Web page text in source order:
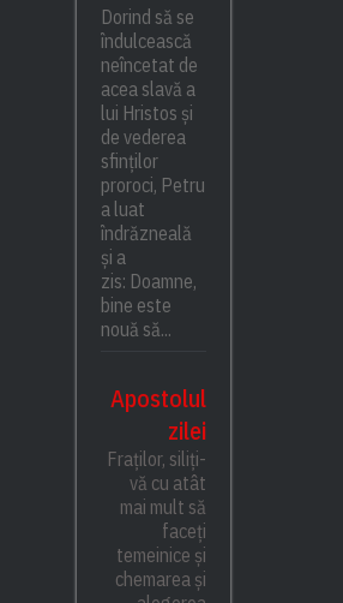
Dorind să se
îndulcească
neîncetat de
acea slavă a
lui Hristos și
de vederea
sfinților
proroci, Petru
a luat
îndrăzneală
și a
zis: Doamne,
bine este
nouă să...
Apostolul
zilei
Fraților, siliți-
vă cu atât
mai mult să
faceți
temeinice și
chemarea și